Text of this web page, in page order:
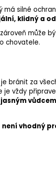
má silné
klidný a
může
chovatele.
bránit za
vždy
jasným
není vhodný